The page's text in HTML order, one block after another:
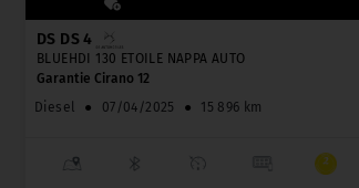
DS DS 4
BLUEHDI 130 ETOILE NAPPA AUTO
Garantie Cirano 12
Diesel
● 07/04/2025 ● 15 896 km